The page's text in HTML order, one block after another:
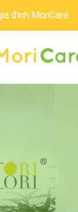
đình MoriCare